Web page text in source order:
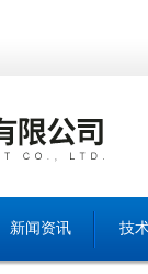
新闻资讯 技